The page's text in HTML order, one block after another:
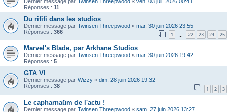
Réponses : 11
Du rififi dans les studios
Dernier message par Twinsen Threepwood « mar. 30 juin 2026 23:55
Réponses : 366 1 22 23 24 25
Marvel's Blade, par Arkhane Studios
Dernier message par Twinsen Threepwood « mar. 30 juin 2026 19:42
Réponses : 5
GTA VI
Dernier message par Wizzy « dim. 28 juin 2026 19:32
Réponses : 38 1 2 3
Le capharnaüm de l'actu !
Dernier message par Twinsen Threepwood « sam. 27 juin 2026 13:27